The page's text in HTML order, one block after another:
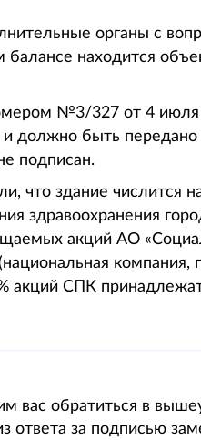
органы с
находится
№3/327 от 4 июля
и должно быть
подписан.
что здание числится
здравоохранения
акций АО
акций СПК
вас обратиться в
ответа за подписью